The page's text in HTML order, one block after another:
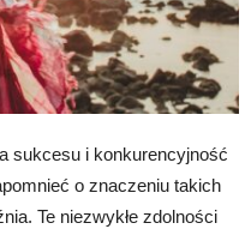
sukcesu i konkurencyjność
o znaczeniu takich
Te niezwykłe zdolności